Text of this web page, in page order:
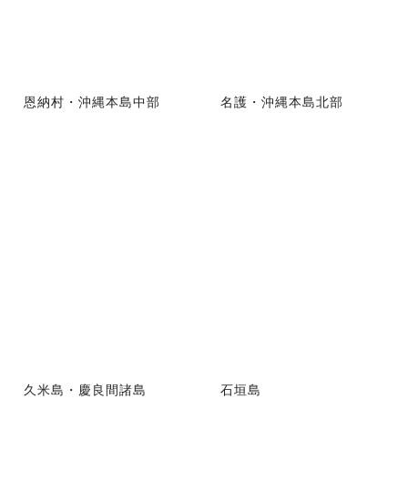
恩納村・沖縄本島中部 名護・沖縄本島北部
久米島・慶良間諸島 石垣島